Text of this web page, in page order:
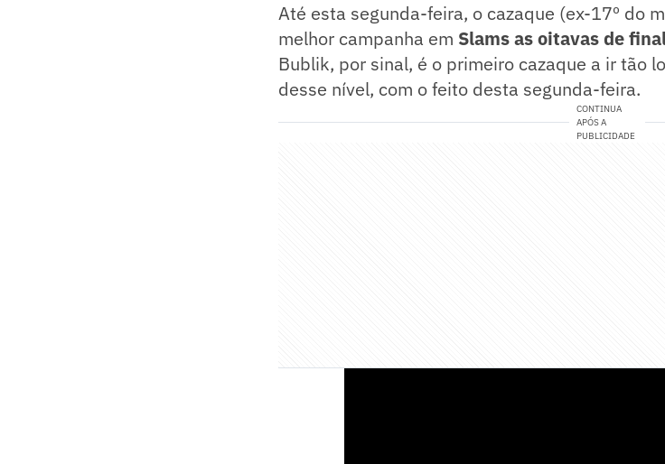
Até esta segunda-feira, o cazaque (ex-17º do
melhor campanha em Slams as oitavas de
Bublik, por sinal, é o primeiro cazaque a ir tão
desse nível, com o feito desta segunda-feira.
CONTINUA
APÓS A
PUBLICIDADE